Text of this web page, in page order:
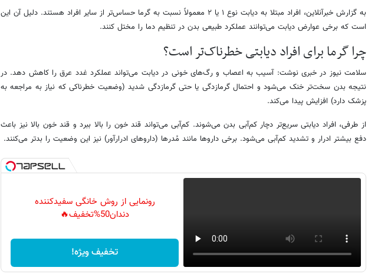
به گزارش خبرآنلاین، افراد مبتلا به دیابت نوع ۱ یا ۲ معمولاً نسبت به گرما حساس‌تر از سایر افراد هستند. دلیل آن این
است که برخی عوارض دیابت می‌توانند عملکرد طبیعی بدن در تنظیم دما را مختل کنند.
چرا گرما برای افراد دیابتی خطرناک‌تر است؟
سلامت نیوز در خبری نوشت: آسیب به اعصاب و رگ‌های خونی در دیابت می‌تواند عملکرد غدد عرق را کاهش دهد. در
نتیجه بدن سخت‌تر خنک می‌شود و احتمال گرمازدگی یا حتی گرمازدگی شدید (وضعیت خطرناکی که نیاز به مراجعه به
پزشک دارد) افزایش پیدا می‌کند.
از طرفی، افراد دیابتی سریع‌تر دچار کم‌آبی بدن می‌شوند. کم‌آبی می‌تواند قند خون را بالا ببرد و قند خون بالا نیز باعث
دفع بیشتر ادرار و تشدید کم‌آبی می‌شود. برخی داروها مانند مُدرها (داروهای ادرارآور) نیز این وضعیت را بدتر می‌کنند.
رونمایی از روش خانگی سفیدکننده
دندان50%تخفیف🔥
تخفیف ویژه!